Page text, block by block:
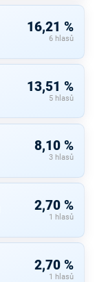
16,21 %
6 hlasů
13,51 %
5 hlasů
8,10 %
3 hlasů
2,70 %
1 hlasů
2,70 %
1 hlasů